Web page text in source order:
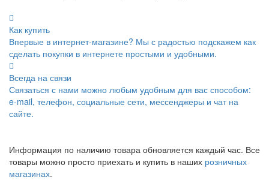
Как купить
Впервые в интернет-магазине? Мы с радостью подскажем как
сделать покупки в интернете простыми и удобными.
Всегда на связи
Связаться с нами можно любым удобным для вас способом:
e-mail, телефон, социальные сети, мессенджеры и чат на
сайте.
Информация по наличию товара обновляется каждый час. Все
товары можно просто приехать и купить в наших розничных
магазинах.